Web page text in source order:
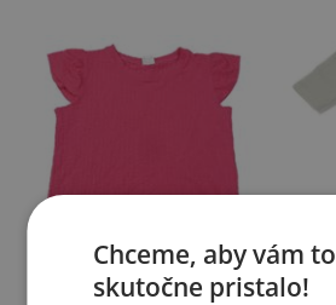
Chceme, aby vám to
skutočne pristalo!